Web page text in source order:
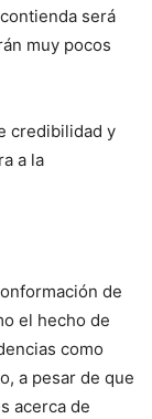
será
muy pocos
credibilidad y
a la
de
el hecho de
como
a pesar de que
acerca de